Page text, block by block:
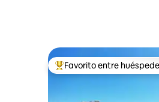
De los mejores en Favorito
Favorito entre